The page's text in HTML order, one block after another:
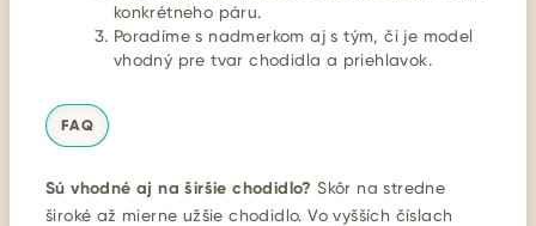
konkrétneho páru.
Poradíme s nadmerkom aj s tým, či je model
vhodný pre tvar chodidla a priehlavok.
FAQ
Sú vhodné aj na širšie chodidlo? Skôr na stredne
široké až mierne užšie chodidlo. Vo vyšších číslach